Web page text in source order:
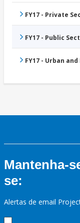
FY17 - Private
FY17 - Public
FY17 - Urban
Mantenha-
se:
Alertas de email